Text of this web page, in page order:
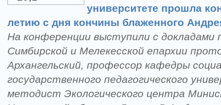
университете прошла
летию с дня кончины блаженного
На конференции выступили с
Симбирской и Мелекесской епархии
Архангельский, профессор кафедры
государственного педагогического
методист Экологического центра